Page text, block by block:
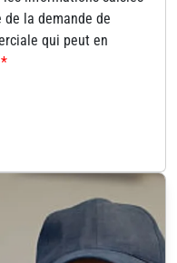
la demande de
qui peut en
*